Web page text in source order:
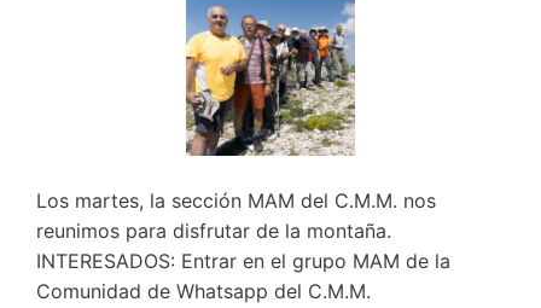
Los martes, la sección MAM del C.M.M. nos
reunimos para disfrutar de la montaña.
INTERESADOS: Entrar en el grupo MAM de la
Comunidad de Whatsapp del C.M.M.